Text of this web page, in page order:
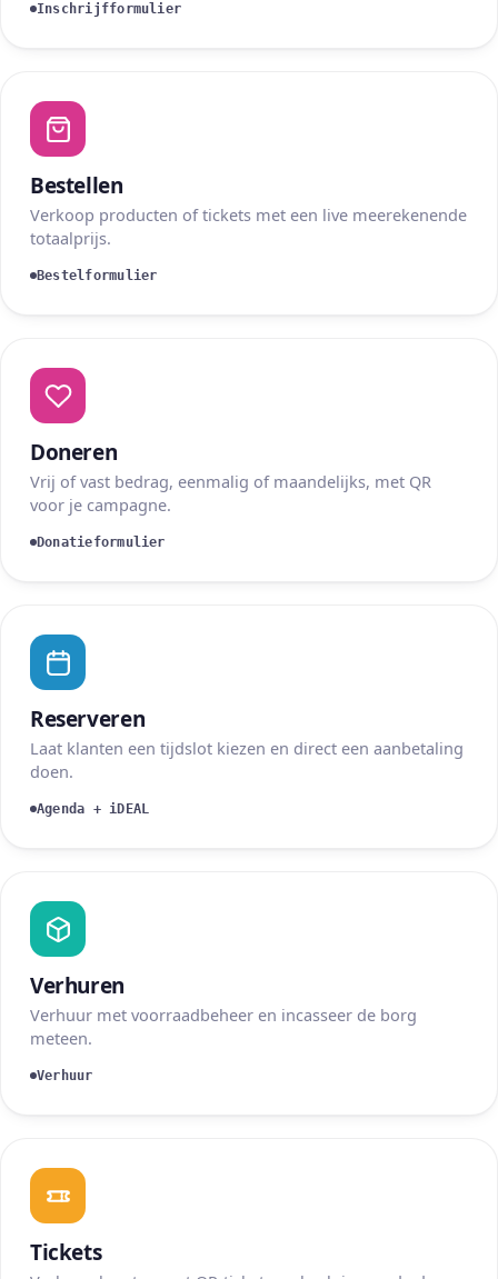
Inschrijfformulier
Bestellen
Verkoop producten of tickets met een live meerekenende
totaalprijs.
Bestelformulier
Doneren
Vrij of vast bedrag, eenmalig of maandelijks, met QR
voor je campagne.
Donatieformulier
Reserveren
Laat klanten een tijdslot kiezen en direct een aanbetaling
doen.
Agenda + iDEAL
Verhuren
Verhuur met voorraadbeheer en incasseer de borg
meteen.
Verhuur
Tickets